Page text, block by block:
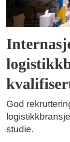
God
studie.